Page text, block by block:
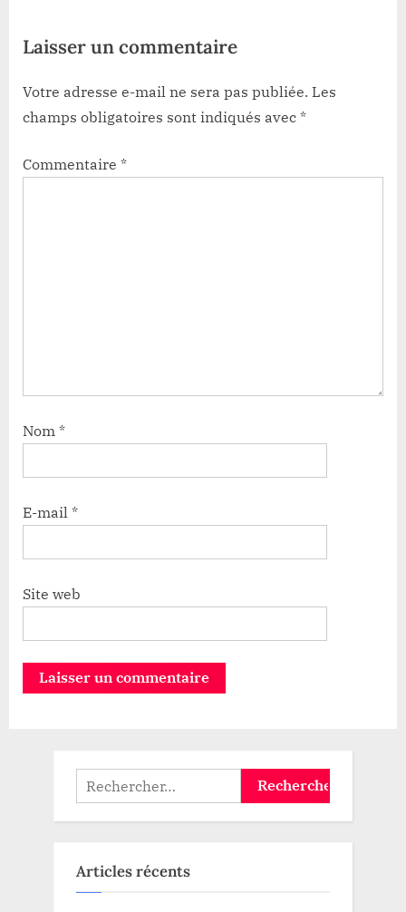
Laisser un commentaire
Votre adresse e-mail ne sera pas publiée. Les
champs obligatoires sont indiqués avec *
Commentaire *
Nom *
E-mail *
Site web
Rechercher :
Articles récents